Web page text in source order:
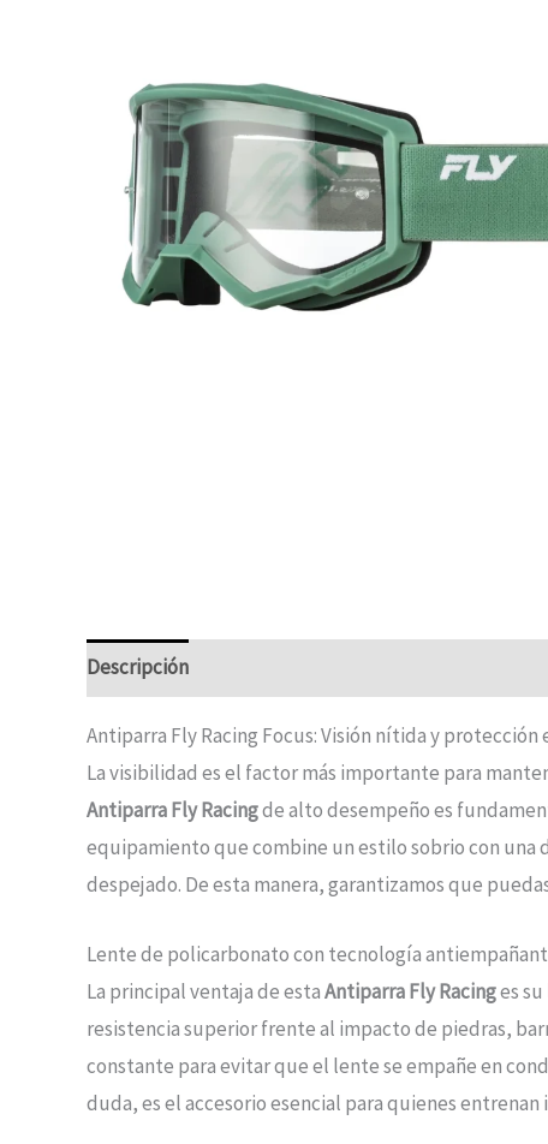
Descripción
Antiparra Fly Racing Focus: Visión nítida y protección
La visibilidad es el factor más importante para
Antiparra Fly Racingde alto desempeño es
equipamiento que combine un estilo sobrio con una
despejado. De esta manera, garantizamos que
Lente de policarbonato con tecnología
La principal ventaja de estaAntiparra Fly Racinges
resistencia superior frente al impacto de piedras,
constante para evitar que el lente se empañe en
duda, es el accesorio esencial para quienes